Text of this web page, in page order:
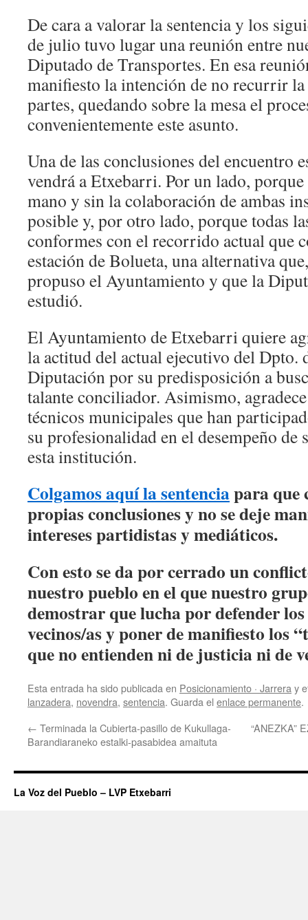
De cara a valorar la sentencia y los
de julio tuvo lugar una reunión entre
Diputado de Transportes. En esa
manifiesto la intención de no recurrir la
partes, quedando sobre la mesa el
convenientemente este asunto.
Una de las conclusiones del encuentro
vendrá a Etxebarri. Por un lado,
mano y sin la colaboración de ambas
posible y, por otro lado, porque todas
conformes con el recorrido actual que
estación de Bolueta, una alternativa
propuso el Ayuntamiento y que la
estudió.
El Ayuntamiento de Etxebarri quiere
la actitud del actual ejecutivo del Dpto.
Diputación por su predisposición a
talante conciliador. Asimismo,
técnicos municipales que han
su profesionalidad en el desempeño de
esta institución.
Colgamos aquí la sentenciapara que
propias conclusiones y no se deje
intereses partidistas y mediáticos.
Con esto se da por cerrado un
nuestro pueblo en el que nuestro
demostrar que lucha por defender los
vecinos/as y poner de manifiesto los
que no entienden ni de justicia ni de
Esta entrada ha sido publicada en Posicionamiento · Jarrera y
lanzadera, novendra, sentencia. Guarda el enlace permanente.
← Terminada la Cubierta-pasillo de Kukullaga-
Barandiaraneko estalki-pasabidea amaituta
“ANEZKA”
La Voz del Pueblo – LVP Etxebarri